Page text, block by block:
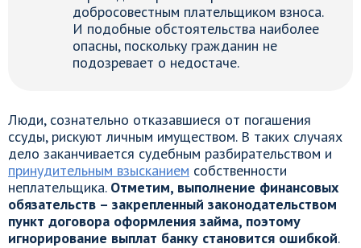
добросовестным плательщиком взноса.
И подобные обстоятельства наиболее
опасны, поскольку гражданин не
подозревает о недостаче.
Люди, сознательно отказавшиеся от погашения
ссуды, рискуют личным имуществом. В таких случаях
дело заканчивается судебным разбирательством и
принудительным взысканием собственности
неплательщика. Отметим, выполнение финансовых
обязательств – закрепленный законодательством
пункт договора оформления займа, поэтому
игнорирование выплат банку становится ошибкой.